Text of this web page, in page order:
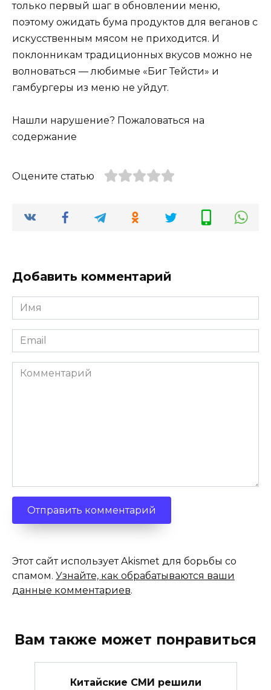
только первый шаг в обновлении меню,
поэтому ожидать бума продуктов для веганов с
искусственным мясом не приходится. И
поклонникам традиционных вкусов можно не
волноваться — любимые «Биг Тейсти» и
гамбургеры из меню не уйдут.
Нашли нарушение? Пожаловаться на
содержание
Оцените статью
Добавить комментарий
Имя
*
Email
*
Комментарий
Этот сайт использует Akismet для борьбы со
спамом. Узнайте, как обрабатываются ваши
данные комментариев.
Вам также может понравиться
Китайские СМИ решили